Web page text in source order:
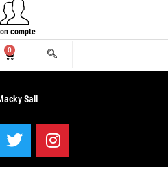
compte
0
Sall